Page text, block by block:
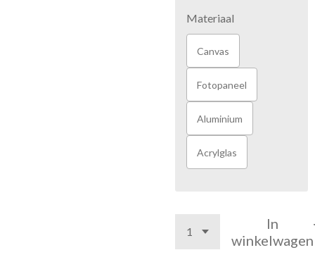
Materiaal
Canvas
Fotopaneel
Aluminium
Acrylglas
In
winkelwagen